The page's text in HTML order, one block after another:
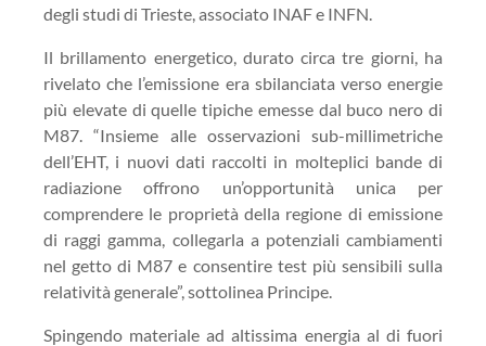
degli studi di Trieste, associato INAF e INFN.
Il brillamento energetico, durato circa tre giorni, ha
rivelato che l’emissione era sbilanciata verso energie
più elevate di quelle tipiche emesse dal buco nero di
M87. “Insieme alle osservazioni sub-millimetriche
dell’EHT, i nuovi dati raccolti in molteplici bande di
radiazione offrono un’opportunità unica per
comprendere le proprietà della regione di emissione
di raggi gamma, collegarla a potenziali cambiamenti
nel getto di M87 e consentire test più sensibili sulla
relatività generale”, sottolinea Principe.
Spingendo materiale ad altissima energia al di fuori